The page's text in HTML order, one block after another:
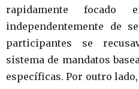
rapidamente focado
independentemente de
participantes se
sistema de mandatos
específicas. Por outro